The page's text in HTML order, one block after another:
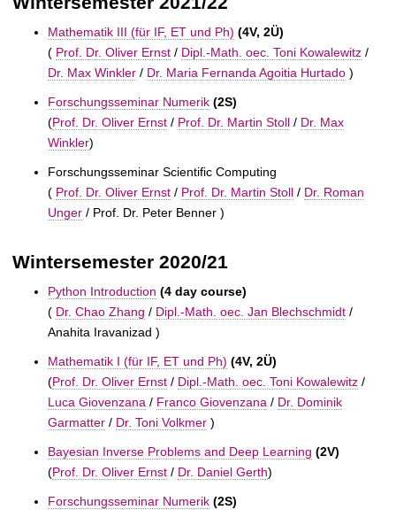
Mathematik III (für IF, ET und Ph) (4V, 2Ü)
( Prof. Dr. Oliver Ernst / Dipl.-Math. oec. Toni Kowalewitz /
Dr. Max Winkler / Dr. Maria Fernanda Agoitia Hurtado )
Forschungsseminar Numerik (2S)
(Prof. Dr. Oliver Ernst / Prof. Dr. Martin Stoll / Dr. Max
Winkler)
Forschungsseminar Scientific Computing
( Prof. Dr. Oliver Ernst / Prof. Dr. Martin Stoll / Dr. Roman
Unger / Prof. Dr. Peter Benner )
Wintersemester 2020/21
Python Introduction (4 day course)
( Dr. Chao Zhang / Dipl.-Math. oec. Jan Blechschmidt /
Anahita Iravanizad )
Mathematik I (für IF, ET und Ph) (4V, 2Ü)
(Prof. Dr. Oliver Ernst / Dipl.-Math. oec. Toni Kowalewitz /
Luca Giovenzana / Franco Giovenzana / Dr. Dominik
Garmatter / Dr. Toni Volkmer )
Bayesian Inverse Problems and Deep Learning (2V)
(Prof. Dr. Oliver Ernst / Dr. Daniel Gerth)
Forschungsseminar Numerik (2S)